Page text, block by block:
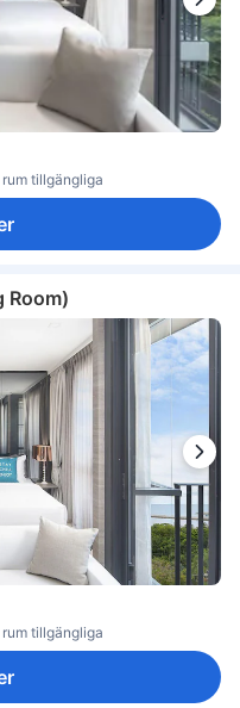
tillgängliga
Room)
tillgängliga